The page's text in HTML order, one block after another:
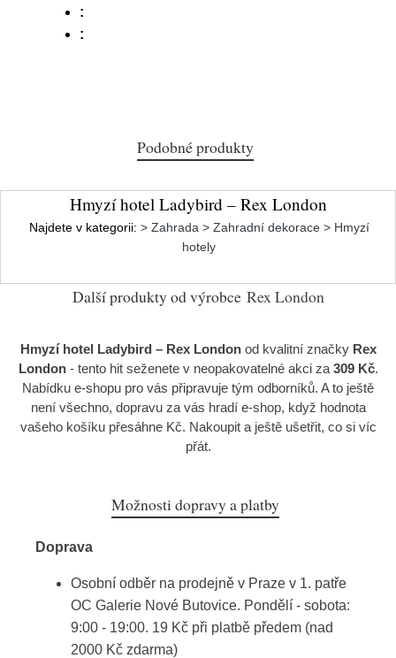
:
:
Podobné produkty
Hmyzí hotel Ladybird – Rex London
Najdete v kategorii: > Zahrada > Zahradní dekorace > Hmyzí
hotely
Další produkty od výrobce Rex London
Hmyzí hotel Ladybird – Rex Londonod kvalitní značky Rex
London- tento hit seženete v neopakovatelné akci za 309 Kč.
Nabídku e-shopu pro vás připravuje tým odborníků. A to ještě
není všechno, dopravu za vás hradí e-shop, když hodnota
vašeho košíku přesáhne Kč. Nakoupit a ještě ušetřit, co si víc
přát.
Možnosti dopravy a platby
Doprava
Osobní odběr na prodejně v Praze v 1. patře
OC Galerie Nové Butovice. Pondělí - sobota:
9:00 - 19:00. 19 Kč při platbě předem (nad
2000 Kč zdarma)